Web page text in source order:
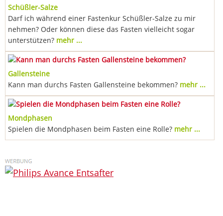
Schüßler-Salze
Darf ich während einer Fastenkur Schüßler-Salze zu mir
nehmen? Oder können diese das Fasten vielleicht sogar
unterstützen? mehr ...
Gallensteine
Kann man durchs Fasten Gallensteine bekommen? mehr ...
Mondphasen
Spielen die Mondphasen beim Fasten eine Rolle? mehr ...